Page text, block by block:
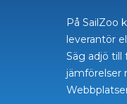
På SailZoo
leverantör
Säg adjö till
jämförelser